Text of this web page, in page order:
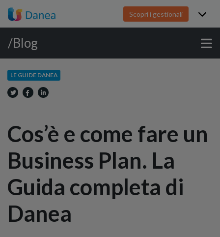
Scopri i gestionali
/Blog
LE GUIDE DANEA
Cos’è e come fare un
Business Plan. La
Guida completa di
Danea